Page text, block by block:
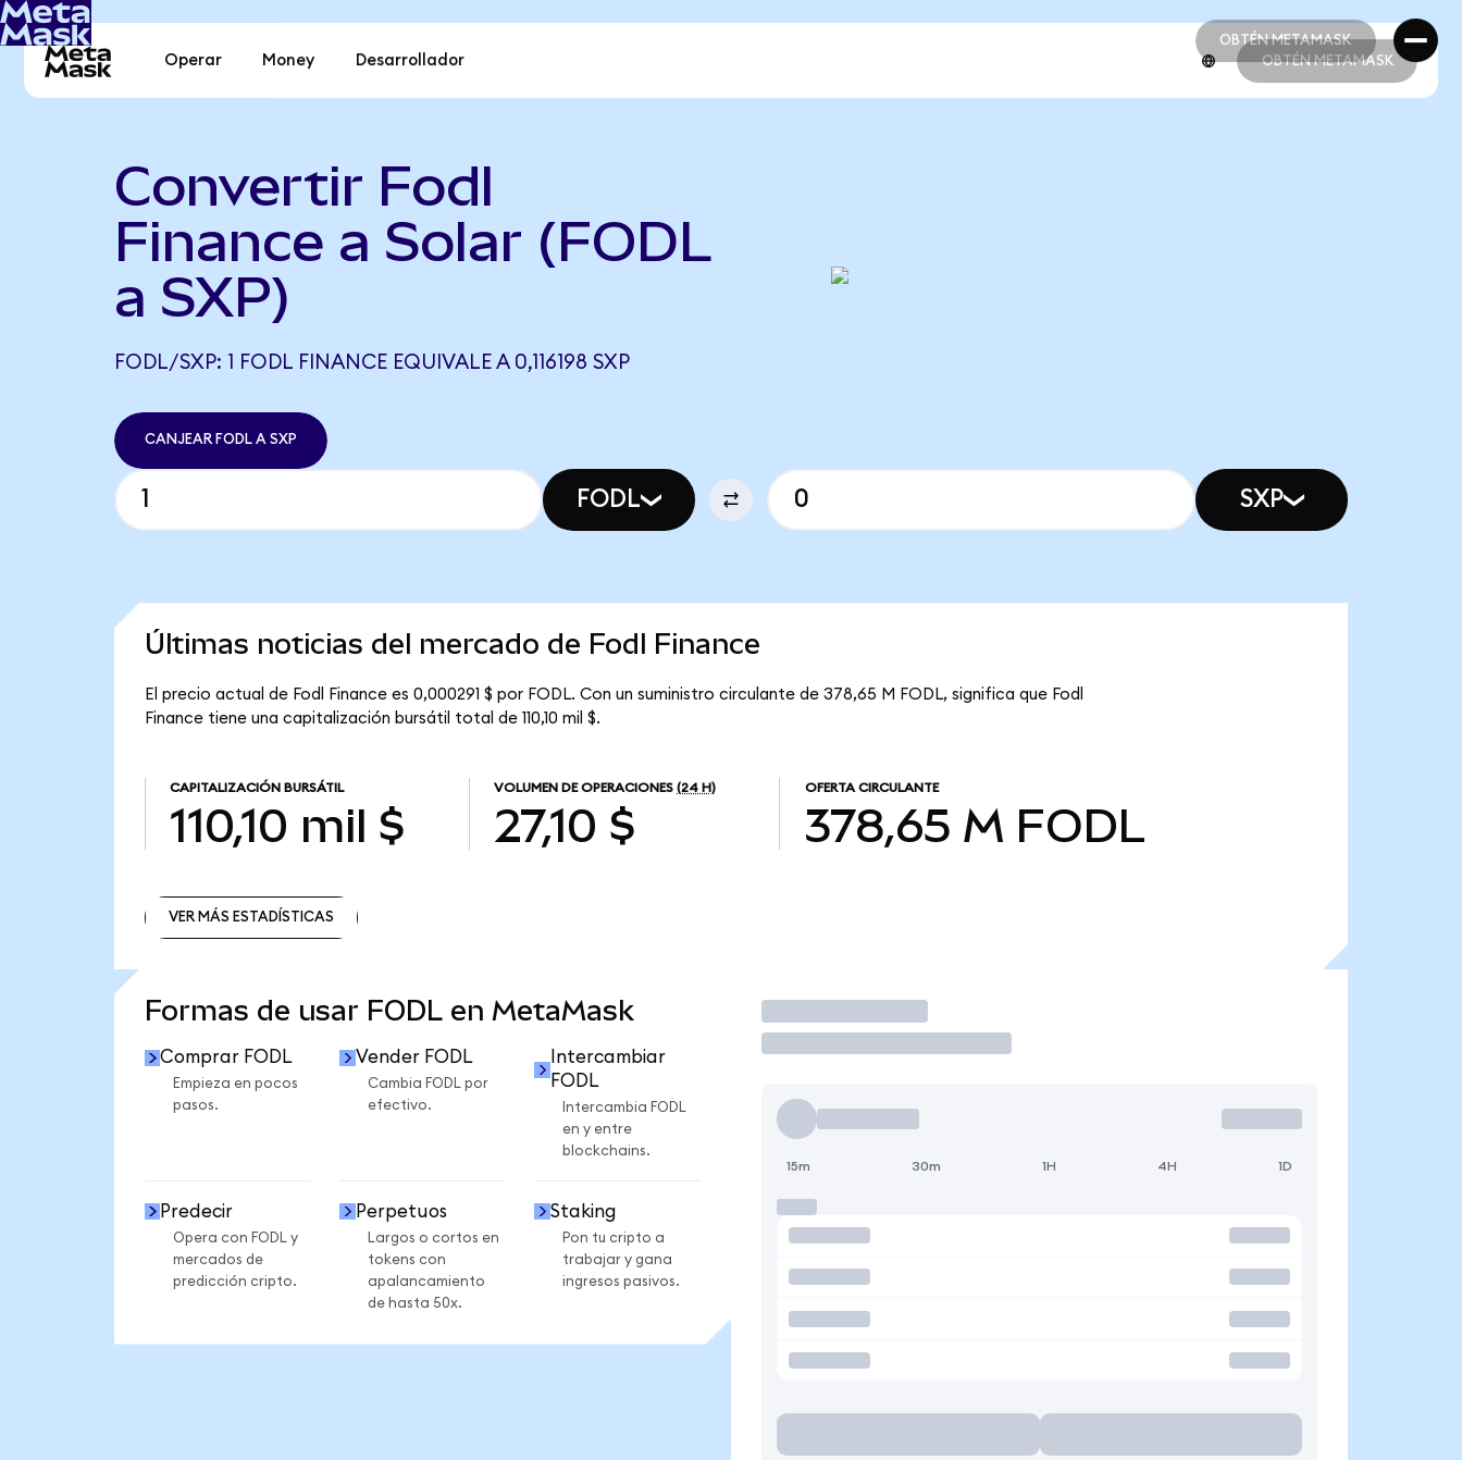
OBTÉN METAMASK
OBTÉN METAMASK
Operar Money Desarrollador OBTÉN METAMASK
Convertir Fodl
Finance a Solar (FODL
a SXP)
FODL/SXP: 1 FODL FINANCE EQUIVALE A 0,116198 SXP
CANJEAR FODL A SXP
FODL SXP
Últimas noticias del mercado de Fodl Finance
El precio actual de Fodl Finance es 0,000291 $ por FODL. Con un suministro circulante de 378,65 M FODL, significa que Fodl
Finance tiene una capitalización bursátil total de 110,10 mil $.
CAPITALIZACIÓN BURSÁTIL
110,10 mil $
VOLUMEN DE OPERACIONES (24 H)
27,10 $
OFERTA CIRCULANTE
378,65 M FODL
VER MÁS ESTADÍSTICAS
Formas de usar FODL en MetaMask
Comprar FODL
Empieza en pocos
pasos.
Vender FODL
Cambia FODL por
efectivo.
Intercambiar
FODL
Intercambia FODL
en y entre
blockchains.
Predecir
Opera con FODL y
mercados de
predicción cripto.
Perpetuos
Largos o cortos en
tokens con
apalancamiento
de hasta 50x.
Staking
Pon tu cripto a
trabajar y gana
ingresos pasivos.
Operar
15m 30m 1H 4H 1D